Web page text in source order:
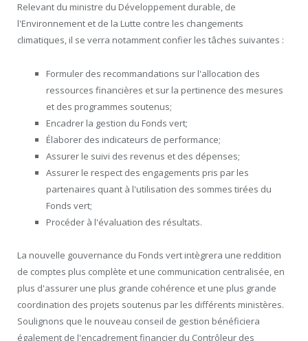
Relevant du ministre du Développement durable, de
l'Environnement et de la Lutte contre les changements
climatiques, il se verra notamment confier les tâches suivantes :
Formuler des recommandations sur l'allocation des
ressources financières et sur la pertinence des mesures
et des programmes soutenus;
Encadrer la gestion du Fonds vert;
Élaborer des indicateurs de performance;
Assurer le suivi des revenus et des dépenses;
Assurer le respect des engagements pris par les
partenaires quant à l'utilisation des sommes tirées du
Fonds vert;
Procéder à l'évaluation des résultats.
La nouvelle gouvernance du Fonds vert intègrera une reddition
de comptes plus complète et une communication centralisée, en
plus d'assurer une plus grande cohérence et une plus grande
coordination des projets soutenus par les différents ministères.
Soulignons que le nouveau conseil de gestion bénéficiera
également de l'encadrement financier du Contrôleur des